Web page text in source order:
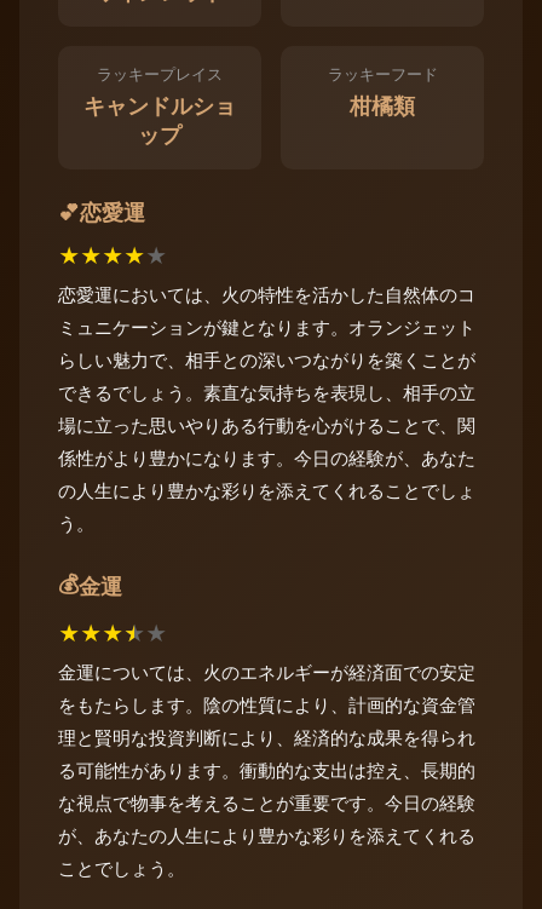
ラッキープレイス
キャンドルショ
ップ
ラッキーフード
柑橘類
💕恋愛運
★★★★★
恋愛運においては、火の特性を活かした自然体のコ
ミュニケーションが鍵となります。オランジェット
らしい魅力で、相手との深いつながりを築くことが
できるでしょう。素直な気持ちを表現し、相手の立
場に立った思いやりある行動を心がけることで、関
係性がより豊かになります。今日の経験が、あなた
の人生により豊かな彩りを添えてくれることでしょ
う。
💰金運
★★★★★
金運については、火のエネルギーが経済面での安定
をもたらします。陰の性質により、計画的な資金管
理と賢明な投資判断により、経済的な成果を得られ
る可能性があります。衝動的な支出は控え、長期的
な視点で物事を考えることが重要です。今日の経験
が、あなたの人生により豊かな彩りを添えてくれる
ことでしょう。